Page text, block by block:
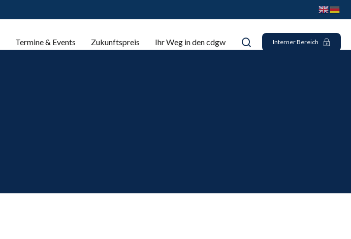
Termine & Events Zukunftspreis Ihr Weg in den cdgw Interner Bereich